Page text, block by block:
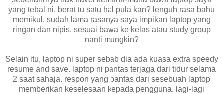
yang tebal ni. berat tu satu hal pula kan? lenguh rasa bahu
memikul. sudah lama rasanya saya impikan laptop yang
ringan dan nipis, sesuai bawa ke kelas atau study group
nanti mungkin?
Selain itu, laptop ni super sebab dia ada kuasa extra speedy
resume and save. laptop ni pantas terjaga dari tidur selama
2 saat sahaja. respon yang pantas dari sesebuah laptop
memberikan keselesaan kepada pengguna. lagi-lagi